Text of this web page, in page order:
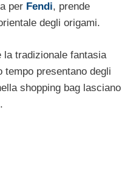
per Fendi, prende
degli origami.
la tradizionale fantasia
presentano degli
shopping bag lasciano